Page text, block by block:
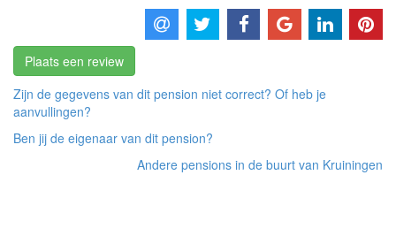
Plaats een review
Zijn de gegevens van dit pension niet correct? Of heb je
aanvullingen?
Ben jij de eigenaar van dit pension?
Andere pensions in de buurt van Kruiningen